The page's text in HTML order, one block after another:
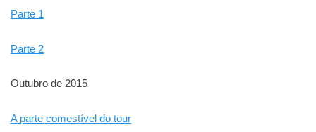
Parte 1
Parte 2
Outubro de 2015
A parte comestível do tour